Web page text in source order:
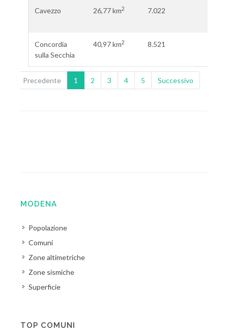
Cavezzo 26,77 km2 7.022
Concordia
sulla Secchia
40,97 km2 8.521
Precedente 1 2 3 4 5 Successivo
MODENA
Popolazione
Comuni
Zone altimetriche
Zone sismiche
Superficie
TOP COMUNI